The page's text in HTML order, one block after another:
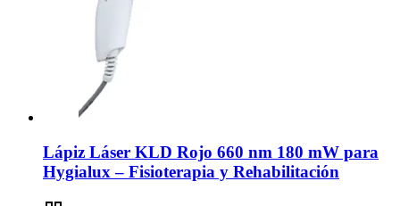
Lápiz Láser KLD Rojo 660 nm 180 mW para
Hygialux – Fisioterapia y Rehabilitación